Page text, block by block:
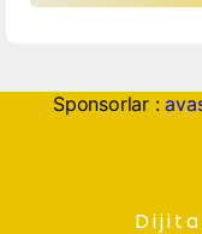
Sponsorlar :